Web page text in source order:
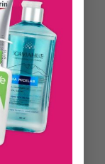
celular,
a la acción